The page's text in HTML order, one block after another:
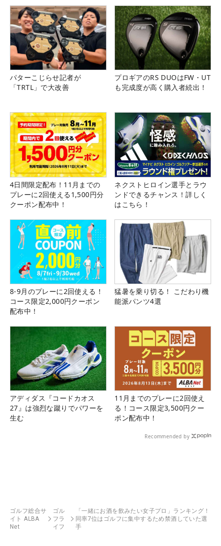
パターこじらせ記者が
「TRTL」で大改善
プロギアのRS DUOはFW・UT
も完成度が高く購入者続出！
4日間限定配布！11月までの
プレーに2回使える1,500円分
クーポン配布中！
ネクストヒロイン選手とラウ
ンドできるチャンス！詳しく
はこちら！
8-9月のプレーに2回使える！
コース限定2,000円クーポン
配布中！
猛暑を乗り切る！ こだわり機
能派パンツ4選
アディダス『コードカオス
27』は強烈な蹴りでパワーを
生む
11月までのプレーに2回使え
る！コース限定3,500円クー
ポン配布中！
Recommended by
ゴルフ総合サ
イト ALBA
Net
ゴル
フラ
イフ
「一緒にお酒を飲みたい女子プロ」ランキング！
同率7位はゴルフに集中するため禁酒していた選
手